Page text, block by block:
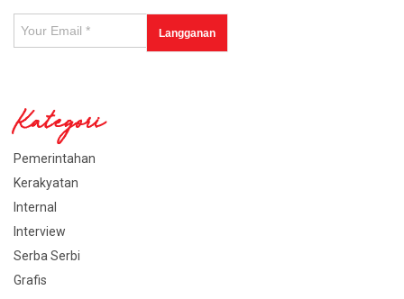
Kategori
Pemerintahan
Kerakyatan
Internal
Interview
Serba Serbi
Grafis